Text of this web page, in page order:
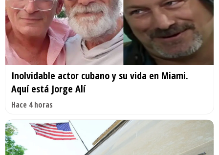
Inolvidable actor cubano y su vida en Miami.
Aquí está Jorge Alí
Hace 4 horas